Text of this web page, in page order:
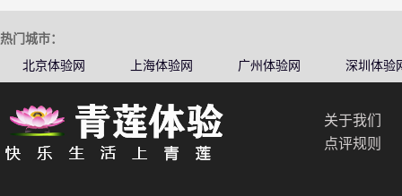
热门城市：
北京体验网
上海体验网 广州体验网 深圳体验
关于我们
点评规则